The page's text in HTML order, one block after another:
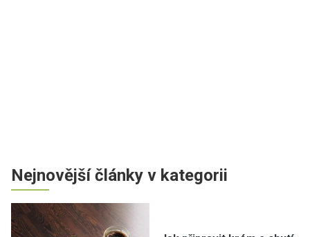
Nejnovější články v kategorii